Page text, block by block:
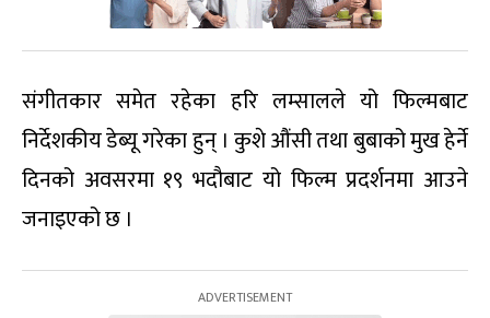
संगीतकार समेत रहेका हरि लम्सालले यो फिल्मबाट
निर्देशकीय डेब्यू गरेका हुन् । कुशे औंसी तथा बुबाको मुख हेर्ने
दिनको अवसरमा १९ भदौबाट यो फिल्म प्रदर्शनमा आउने
जनाइएको छ ।